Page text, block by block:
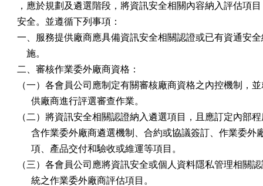
，應於規劃及遴選階段，將資訊安全相關內容納入評估項
安全。並遵循下列事項：
一、服務提供廠商應具備資訊安全相關認證或已有資通安
    施。
二、審核作業委外廠商資格：
（一）各會員公司應制定有關審核廠商資格之內控機制，
      供廠商進行評選審查作業。
（二）將資訊安全相關認證納入遴選項目，且應訂定內部
含作業委外廠商遴選機制、合約或協議簽訂、作業委外
      項、產品交付和驗收或維運等項目。
（三）各會員公司應將資訊安全或個人資料隱私管理相關
      統之作業委外廠商評估項目。